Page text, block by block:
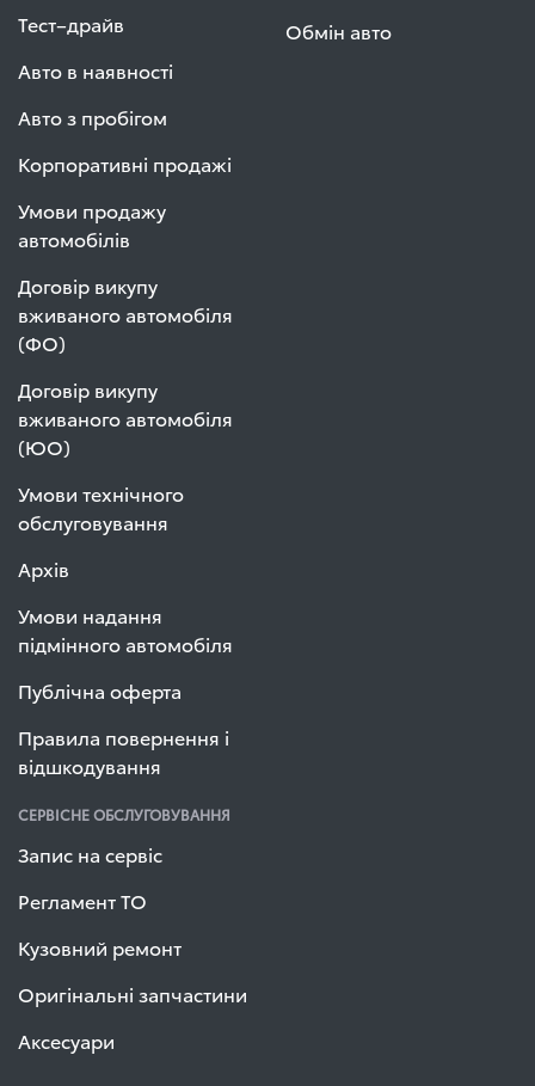
Тест–драйв
Авто в наявності
Авто з пробігом
Корпоративні продажі
Умови продажу
автомобілів
Договір викупу
вживаного автомобіля
(ФО)
Договір викупу
вживаного автомобіля
(ЮО)
Умови технічного
обслуговування
Архів
Умови надання
підмінного автомобіля
Публічна оферта
Правила повернення і
відшкодування
Обмін авто
СЕРВІСНЕ ОБСЛУГОВУВАННЯ
Запис на сервіс
Регламент ТО
Кузовний ремонт
Оригінальні запчастини
Аксесуари